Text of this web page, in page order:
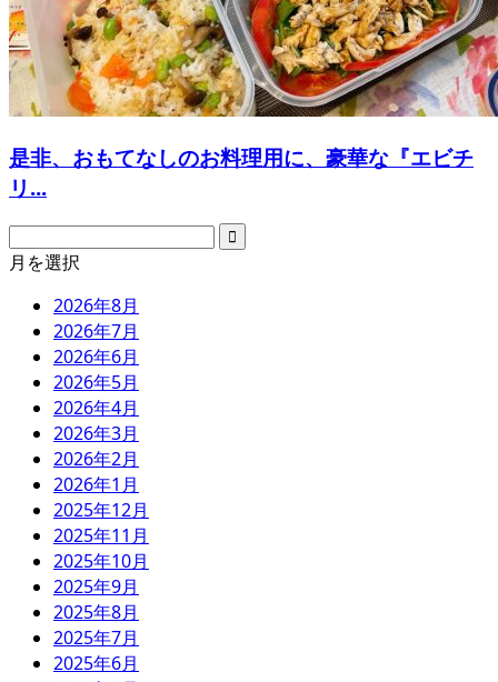
是非、おもてなしのお料理用に、豪華な『エビチ
リ...
月を選択
2026年8月
2026年7月
2026年6月
2026年5月
2026年4月
2026年3月
2026年2月
2026年1月
2025年12月
2025年11月
2025年10月
2025年9月
2025年8月
2025年7月
2025年6月